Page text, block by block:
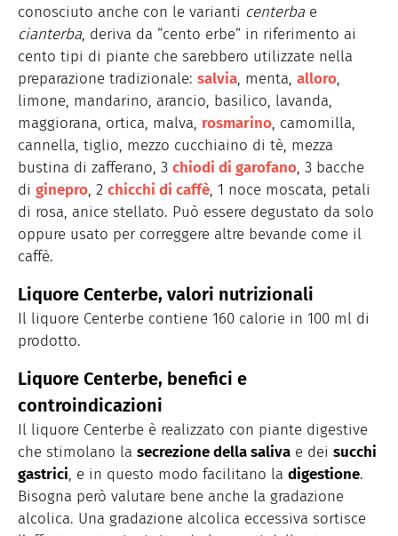
conosciuto anche con le varianti centerba e
cianterba, deriva da “cento erbe” in riferimento ai
cento tipi di piante che sarebbero utilizzate nella
preparazione tradizionale: salvia, menta, alloro,
limone, mandarino, arancio, basilico, lavanda,
maggiorana, ortica, malva, rosmarino, camomilla,
cannella, tiglio, mezzo cucchiaino di tè, mezza
bustina di zafferano, 3 chiodi di garofano, 3 bacche
di ginepro, 2 chicchi di caffè, 1 noce moscata, petali
di rosa, anice stellato. Può essere degustato da solo
oppure usato per correggere altre bevande come il
caffè.
Liquore Centerbe, valori nutrizionali
Il liquore Centerbe contiene 160 calorie in 100 ml di
prodotto.
Liquore Centerbe, benefici e
controindicazioni
Il liquore Centerbe è realizzato con piante digestive
che stimolano la secrezione della saliva e dei succhi
gastrici, e in questo modo facilitano la digestione.
Bisogna però valutare bene anche la gradazione
alcolica. Una gradazione alcolica eccessiva sortisce